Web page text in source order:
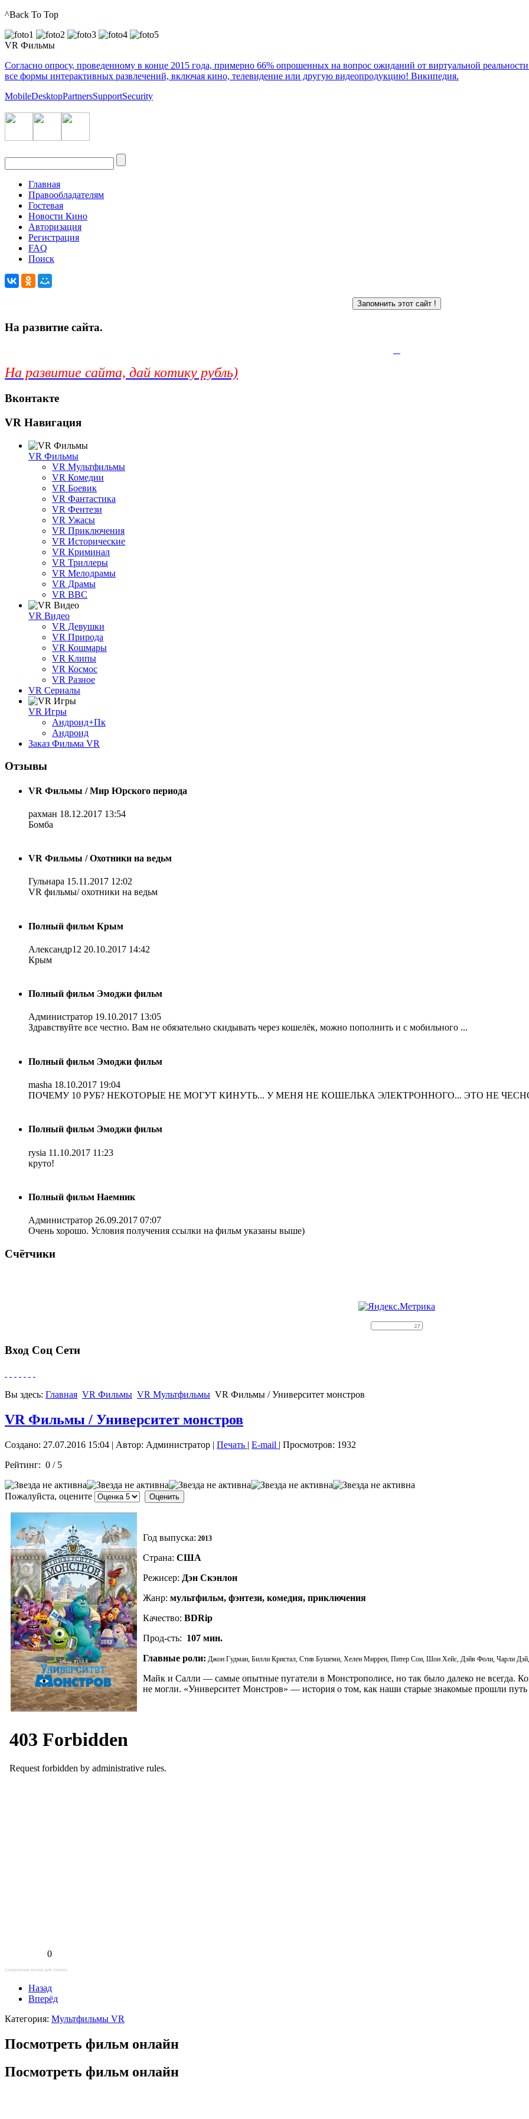
^Back To Top
VR Фильмы
Согласно опросу, проведенному в конце 2015 года, примерно 66% опрошенных на вопрос ожиданий от виртуальной
все формы интерактивных развлечений, включая кино, телевидение или другую видеопродукцию! Википедия.
MobileDesktopPartnersSupportSecurity
Главная
Правообладателям
Гостевая
Новости Кино
Авторизация
Регистрация
FAQ
Поиск
На развитие сайта.
На развитие сайта, дай котику рубль)
Вконтакте
VR Навигация
VR Фильмы
VR Мультфильмы
VR Комедии
VR Боевик
VR Фантастика
VR Фентези
VR Ужасы
VR Приключения
VR Исторические
VR Криминал
VR Триллеры
VR Мелодрамы
VR Драмы
VR BBC
VR Видео
VR Девушки
VR Природа
VR Кошмары
VR Клипы
VR Космос
VR Разное
VR Сериалы
VR Игры
Андроид+Пк
Андроид
Заказ Фильма VR
Отзывы
VR Фильмы / Мир Юрского периода
рахман 18.12.2017 13:54
Бомба
VR Фильмы / Охотники на ведьм
Гульнара 15.11.2017 12:02
VR фильмы/ охотники на ведьм
Полный фильм Крым
Александр12 20.10.2017 14:42
Крым
Полный фильм Эмоджи фильм
Администратор 19.10.2017 13:05
Здравствуйте все честно. Вам не обязательно скидывать через кошелёк, можно пополнить и с мобильного ...
Полный фильм Эмоджи фильм
masha 18.10.2017 19:04
ПОЧЕМУ 10 РУБ? НЕКОТОРЫЕ НЕ МОГУТ КИНУТЬ... У МЕНЯ НЕ КОШЕЛЬКА ЭЛЕКТРОННОГО... ЭТО НЕ
Полный фильм Эмоджи фильм
rysia 11.10.2017 11:23
круто!
Полный фильм Наемник
Администратор 26.09.2017 07:07
Очень хорошо. Условия получения ссылки на фильм указаны выше)
Счётчики
Вход Соц Сети
Вы здесь: Главная VR Фильмы VR Мультфильмы VR Фильмы / Университет монстров
VR Фильмы / Университет монстров
Создано: 27.07.2016 15:04 | Автор: Администратор | Печать | E-mail | Просмотров: 1932
Рейтинг: 0 / 5
Пожалуйста, оцените
Год выпуска: 2013
Страна: США
Режисер: Дэн Скэнлон
Жанр: мультфильм, фэнтези, комедия, приключения
Качество: BDRip
Прод-сть: 107 мин.
Главные роли: Джон Гудман, Билли Кристал, Стив Бушеми, Хелен Миррен, Питер Сон, Шон Хейс, Дэйв Фоли, Чарли
Майк и Салли — самые опытные пугатели в Монстрополисе, но так было далеко не всегда.
не могли. «Университет Монстров» — история о том, как наши старые знакомые прошли
0
Социальные кнопки для Joomla
Назад
Вперёд
Категория: Мультфильмы VR
Посмотреть фильм онлайн
Посмотреть фильм онлайн